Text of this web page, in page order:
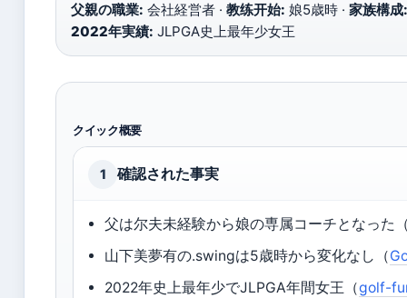
父親の職業: 会社経営者 · 教练开始: 娘5歳時 · 家族構成:
2022年実績: JLPGA史上最年少女王
クイック概要
1 確認された事実
父は尔夫未経験から娘の専属コーチとなった
山下美夢有の.swingは5歳時から変化なし（
2022年史上最年少でJLPGA年間女王（golf-